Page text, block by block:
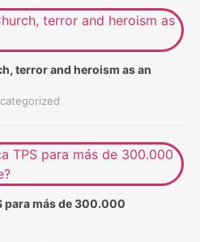
terror and heroism as an
para más de 300.000